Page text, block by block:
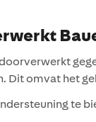
Dit omvat het
te